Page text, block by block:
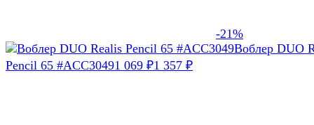
-21%
Воблер DUO
Pencil 65 #ACC30491 069 ₽1 357 ₽